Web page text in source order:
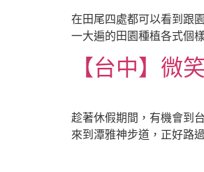
在田尾四處都可以看到跟
一大遍的田園種植各式個
【台中】微
趁著休假期間，有機會到
來到潭雅神步道，正好路